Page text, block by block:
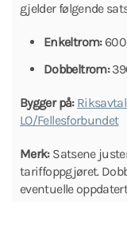
gjelder følgende
Enkeltrom:
Dobbeltrom:
Bygger på:
LO/Fellesforbundet
Merk:Satsene
tariffoppgjøret.
eventuelle